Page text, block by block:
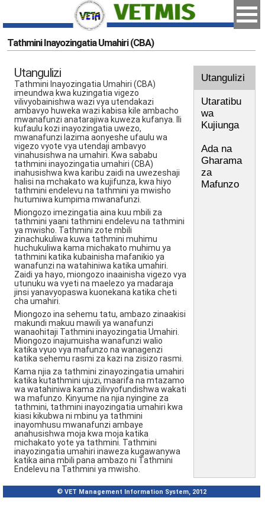
Tathmini Inayozingatia Umahiri (CBA)
Utangulizi
Tathmini Inayozingatia Umahiri (CBA)
imeundwa kwa kuzingatia vigezo
vilivyobainishwa wazi vya utendakazi
ambavyo huweka wazi kabisa kile ambacho
mwanafunzi anatarajiwa kuweza kufanya. Ili
kufaulu kozi inayozingatia uwezo,
mwanafunzi lazima aonyeshe ufaulu wa
vigezo vyote vya utendaji ambavyo
vinahusishwa na umahiri. Kwa sababu
tathmini inayozingatia umahiri (CBA)
inahusishwa kwa karibu zaidi na uwezeshaji
halisi na mchakato wa kujifunza, kwa hiyo
tathmini endelevu na tathmini ya mwisho
hutumiwa kumpima mwanafunzi.
Miongozo imezingatia aina kuu mbili za
tathmini yaani tathmini endelevu na tathmini
ya mwisho. Tathmini zote mbili
zinachukuliwa kuwa tathmini muhimu
huchukuliwa kama michakato muhimu ya
tathmini katika kubainisha mafanikio ya
wanafunzi na watahiniwa katika umahiri.
Zaidi ya hayo, miongozo inaainisha vigezo vya
utunuku wa vyeti na maelezo ya madaraja
jinsi yanavyopaswa kuonekana katika cheti
cha umahiri.
Miongozo ina sehemu tatu, ambazo zinaakisi
makundi makuu mawili ya wanafunzi
wanaohitaji Tathmini inayozingatia Umahiri.
Miongozo inajumuisha wanafunzi walio
katika vyuo vya mafunzo na wanagenzi
katika sehemu rasmi za kazi na zisizo rasmi.
Kama njia za tathmini zinayozingatia umahiri
katika kutathmini ujuzi, maarifa na mtazamo
wa watahiniwa kama zilivyofundishwa wakati
wa mafunzo. Kinyume na njia nyingine za
tathmini, tathmini inayozingatia umahiri kwa
kiasi kikubwa ni mbinu ya tathmini
inayomhusu mwanafunzi ambaye
anahusishwa moja kwa moja katika
michakato yote ya tathmini. Tathmini
inayozingatia umahiri inaweza kugawanywa
katika aina mbili pana ambazo ni Tathmini
Endelevu na Tathmini ya mwisho.
Utangulizi
Utaratibu
wa
Kujiunga
Ada na
Gharama
za
Mafunzo
© VET Management Information System, 2012